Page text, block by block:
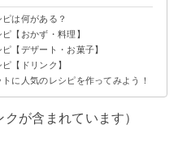
は何がある？
は？
【おかず・料理】
マ和え
スト
キンカレー
蛮【デザート・お菓子】
ナッツいちご
ーン
ーグルト
コッティ
【ドリンク】
ルクティー
に人気のレシピを作ってみよう！
が含まれています）